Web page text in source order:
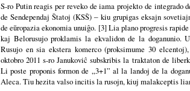
S-ro Putin reagis per reveko de iama projekto de integrado
de Sendependaj Ŝtatoj (KSŜ) ‒ kiu grupigas eksajn
de eŭropazia ekonomia unuiĝo. [3] Lia plano progresis
kaj Belorusujo proklamis la ekvalidon de la doganunio.
Rusujo en sia ekstera komerco (proksimume 30
oktobro 2011 s-ro Janukoviĉ subskribis la traktaton de
Li poste proponis formon de „3+1” al la landoj de la
Aleca. Tiu hezita valso incitis la rusojn, kiuj malakceptis